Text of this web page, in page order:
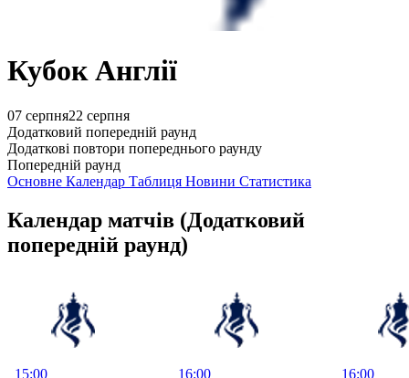
Кубок Англії
07 серпня22 серпня
Додатковий попередній раунд
Додаткові повтори попереднього раунду
Попередній раунд
Основне Календар Таблиця Новини Статистика
Календар матчів (Додатковий
попередній раунд)
15:00 16:00 16:00